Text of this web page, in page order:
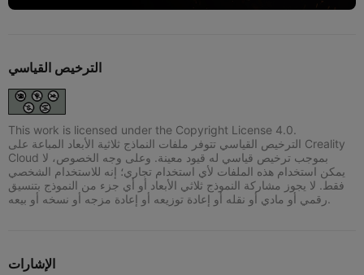
الترخيص القياسي
This work is licensed under the Copyright License 4.0.
الترخيص القياسي تتوفر ملفات النماذج ثلاثية الأبعاد المباعة على Creality
Cloud بموجب ترخيص قياسي له قيود معينة. وعلى وجه الخصوص، لا
يمكن استخدام هذه الملفات لأي استخدام تجاري؛ إنه للاستخدام الشخصي
فقط. لا يجوز مشاركة النموذج ثلاثي الأبعاد أو أي جزء من النموذج بتنسيق
رقمي أو مادي أو نقله أو إعادة توزيعه أو إعادة مزجه أو نسخه أو بيعه.
الإشارات